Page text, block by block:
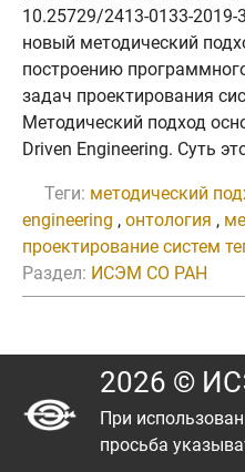
10.25729/2413-0133-2019-
новый методический
построению
задач проектирования
Методический подход
Driven Engineering. Суть
Теги: методический
engineering , онтология ,
проектирование систем
Раздел: ИСЭМ СО РАН
2026 ©
При
просьба